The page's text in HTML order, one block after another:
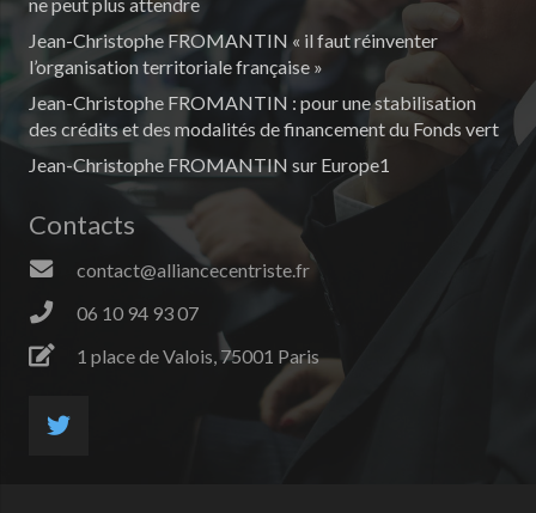
Jean-Christophe FROMANTIN « il faut réinventer
l’organisation territoriale française »
Jean-Christophe FROMANTIN : pour une stabilisation
des crédits et des modalités de financement du Fonds vert
Jean-Christophe FROMANTIN sur Europe1
Contacts
contact@alliancecentriste.fr
06 10 94 93 07
1 place de Valois, 75001 Paris